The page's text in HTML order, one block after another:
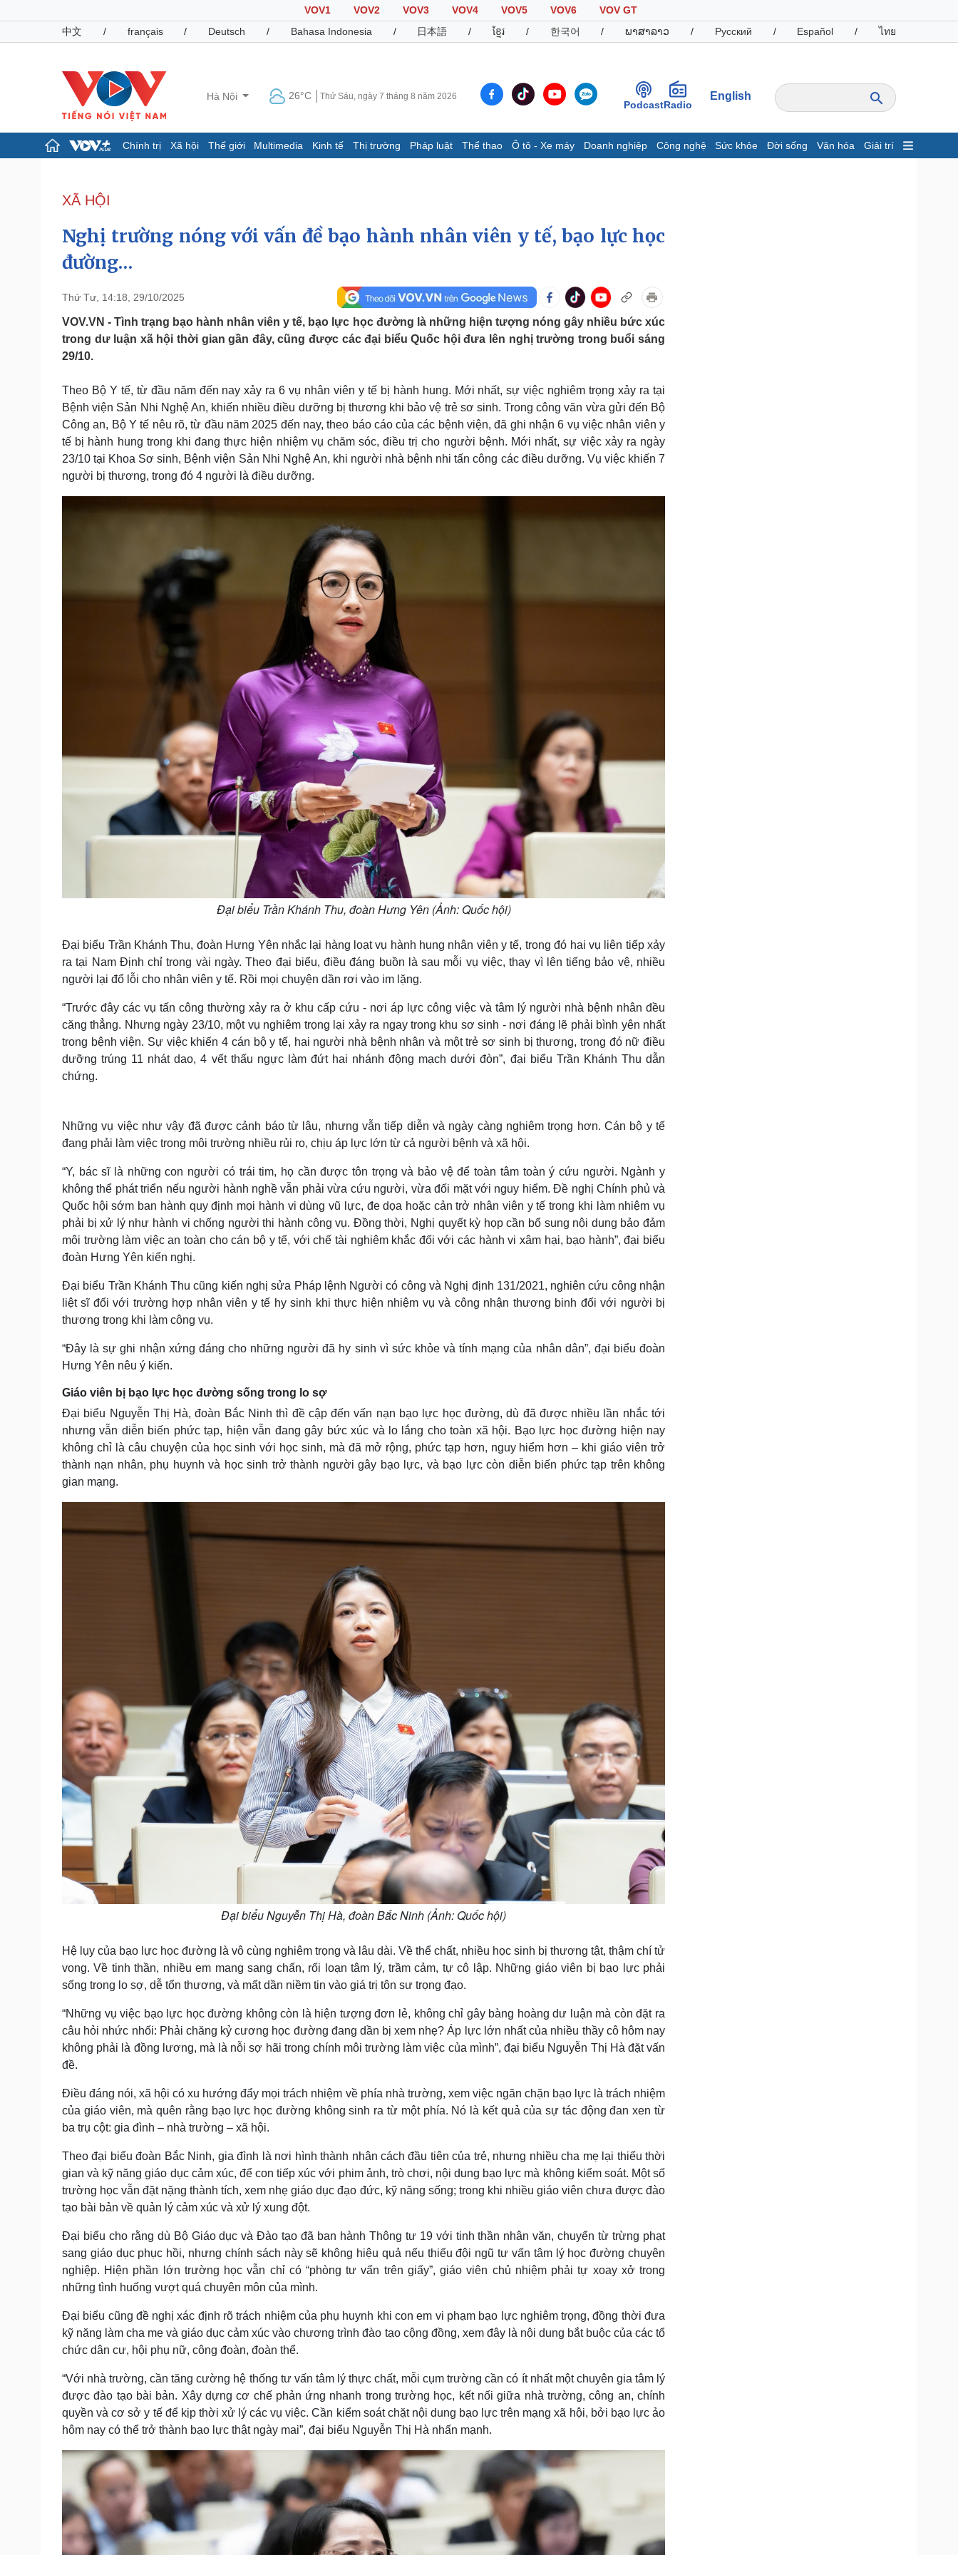
VOV1 VOV2 VOV3 VOV4 VOV5 VOV6
VOV GT
中文
/ français / Deutsch / Bahasa Indonesia / 日本語 / ខ្មែរ / 한국어 / ພາສາລາວ / Русский / Español / ไทย
Hà Nội 26°C Thứ Sáu, ngày 7 tháng 8 năm 2026
PodcastRadio
English
Chính trị Xã hội Thế giới Multimedia Kinh tế Thị trường Pháp luật Thể thao Ô tô - Xe máy Doanh nghiệp Công nghệ Sức khỏe Đời sống Văn hóa Giải trí
Đảng
Tổ chức nhân sự
Nhận diện sự thật
Dấu ấn VOV
Infographic
Pháp luật
Tin nóng
Tư vấn luật
Việt Nam
Phân tích
Thể thao
Lịch thi đấu bóng đá
Thế giới thể thao
Ô tô - Xe máy
Xe máy
Tư vấn
Doanh nghiệp
Doanh nghiệp 24h
Doanh nhân
Sức khỏe
Dinh dưỡng - món ngon
Cây thuốc
Sản phụ khoa
Nhi khoa
Nam khoa
Đời sống
Blog
Tình yêu - Gia đình
Văn hóa
Sân khấu - Điện ảnh
Văn học
Âm nhạc
Di sản
Giải trí
Thời trang
Sao Việt
Du lịch
Tư vấn
Săn Tour
check-in
XÃ HỘI
Nghị trường nóng với vấn đề bạo hành nhân viên y tế, bạo lực học
đường…
Thứ Tư, 14:18, 29/10/2025
VOV.VN - Tình trạng bạo hành nhân viên y tế, bạo lực học đường là những hiện tượng nóng gây nhiều bức xúc
trong dư luận xã hội thời gian gần đây, cũng được các đại biểu Quốc hội đưa lên nghị trường trong buổi sáng
29/10.
Theo Bộ Y tế, từ đầu năm đến nay xảy ra 6 vụ nhân viên y tế bị hành hung. Mới nhất, sự việc nghiêm trọng xảy ra tại
Bệnh viện Sản Nhi Nghệ An, khiến nhiều điều dưỡng bị thương khi bảo vệ trẻ sơ sinh. Trong công văn vừa gửi đến Bộ
Công an, Bộ Y tế nêu rõ, từ đầu năm 2025 đến nay, theo báo cáo của các bệnh viện, đã ghi nhận 6 vụ việc nhân viên y
tế bị hành hung trong khi đang thực hiện nhiệm vụ chăm sóc, điều trị cho người bệnh. Mới nhất, sự việc xảy ra ngày
23/10 tại Khoa Sơ sinh, Bệnh viện Sản Nhi Nghệ An, khi người nhà bệnh nhi tấn công các điều dưỡng. Vụ việc khiến 7
người bị thương, trong đó 4 người là điều dưỡng.
Đại biểu Trần Khánh Thu, đoàn Hưng Yên (Ảnh: Quốc hội)
Đại biểu Trần Khánh Thu, đoàn Hưng Yên nhắc lại hàng loạt vụ hành hung nhân viên y tế, trong đó hai vụ liên tiếp xảy
ra tại Nam Định chỉ trong vài ngày. Theo đại biểu, điều đáng buồn là sau mỗi vụ việc, thay vì lên tiếng bảo vệ, nhiều
người lại đổ lỗi cho nhân viên y tế. Rồi mọi chuyện dần rơi vào im lặng.
“Trước đây các vụ tấn công thường xảy ra ở khu cấp cứu - nơi áp lực công việc và tâm lý người nhà bệnh nhân đều
căng thẳng. Nhưng ngày 23/10, một vụ nghiêm trọng lại xảy ra ngay trong khu sơ sinh - nơi đáng lẽ phải bình yên nhất
trong bệnh viện. Sự việc khiến 4 cán bộ y tế, hai người nhà bệnh nhân và một trẻ sơ sinh bị thương, trong đó nữ điều
dưỡng trúng 11 nhát dao, 4 vết thấu ngực làm đứt hai nhánh động mạch dưới đòn”, đại biểu Trần Khánh Thu dẫn
chứng.
Những vụ việc như vậy đã được cảnh báo từ lâu, nhưng vẫn tiếp diễn và ngày càng nghiêm trọng hơn. Cán bộ y tế
đang phải làm việc trong môi trường nhiều rủi ro, chịu áp lực lớn từ cả người bệnh và xã hội.
“Y, bác sĩ là những con người có trái tim, họ cần được tôn trọng và bảo vệ để toàn tâm toàn ý cứu người. Ngành y
không thể phát triển nếu người hành nghề vẫn phải vừa cứu người, vừa đối mặt với nguy hiểm. Đề nghị Chính phủ và
Quốc hội sớm ban hành quy định mọi hành vi dùng vũ lực, đe dọa hoặc cản trở nhân viên y tế trong khi làm nhiệm vụ
phải bị xử lý như hành vi chống người thi hành công vụ. Đồng thời, Nghị quyết kỳ họp cần bổ sung nội dung bảo đảm
môi trường làm việc an toàn cho cán bộ y tế, với chế tài nghiêm khắc đối với các hành vi xâm hại, bạo hành”, đại biểu
đoàn Hưng Yên kiến nghị.
Đại biểu Trần Khánh Thu cũng kiến nghị sửa Pháp lệnh Người có công và Nghị định 131/2021, nghiên cứu công nhận
liệt sĩ đối với trường hợp nhân viên y tế hy sinh khi thực hiện nhiệm vụ và công nhận thương binh đối với người bị
thương trong khi làm công vụ.
“Đây là sự ghi nhận xứng đáng cho những người đã hy sinh vì sức khỏe và tính mạng của nhân dân”, đại biểu đoàn
Hưng Yên nêu ý kiến.
Giáo viên bị bạo lực học đường sống trong lo sợ
Đại biểu Nguyễn Thị Hà, đoàn Bắc Ninh thì đề cập đến vấn nạn bạo lực học đường, dù đã được nhiều lần nhắc tới
nhưng vẫn diễn biến phức tạp, hiện vẫn đang gây bức xúc và lo lắng cho toàn xã hội. Bạo lực học đường hiện nay
không chỉ là câu chuyện của học sinh với học sinh, mà đã mở rộng, phức tạp hơn, nguy hiểm hơn – khi giáo viên trở
thành nạn nhân, phụ huynh và học sinh trở thành người gây bạo lực, và bạo lực còn diễn biến phức tạp trên không
gian mạng.
Đại biểu Nguyễn Thị Hà, đoàn Bắc Ninh (Ảnh: Quốc hội)
Hệ lụy của bạo lực học đường là vô cùng nghiêm trọng và lâu dài. Về thể chất, nhiều học sinh bị thương tật, thậm chí tử
vong. Về tinh thần, nhiều em mang sang chấn, rối loạn tâm lý, trầm cảm, tự cô lập. Những giáo viên bị bạo lực phải
sống trong lo sợ, dễ tổn thương, và mất dần niềm tin vào giá trị tôn sư trọng đạo.
“Những vụ việc bạo lực học đường không còn là hiện tượng đơn lẻ, không chỉ gây bàng hoàng dư luận mà còn đặt ra
câu hỏi nhức nhối: Phải chăng kỷ cương học đường đang dần bị xem nhẹ? Áp lực lớn nhất của nhiều thầy cô hôm nay
không phải là đồng lương, mà là nỗi sợ hãi trong chính môi trường làm việc của mình”, đại biểu Nguyễn Thị Hà đặt vấn
đề.
Điều đáng nói, xã hội có xu hướng đẩy mọi trách nhiệm về phía nhà trường, xem việc ngăn chặn bạo lực là trách nhiệm
của giáo viên, mà quên rằng bạo lực học đường không sinh ra từ một phía. Nó là kết quả của sự tác động đan xen từ
ba trụ cột: gia đình – nhà trường – xã hội.
Theo đại biểu đoàn Bắc Ninh, gia đình là nơi hình thành nhân cách đầu tiên của trẻ, nhưng nhiều cha mẹ lại thiếu thời
gian và kỹ năng giáo dục cảm xúc, để con tiếp xúc với phim ảnh, trò chơi, nội dung bạo lực mà không kiểm soát. Một số
trường học vẫn đặt nặng thành tích, xem nhẹ giáo dục đạo đức, kỹ năng sống; trong khi nhiều giáo viên chưa được đào
tạo bài bản về quản lý cảm xúc và xử lý xung đột.
Đại biểu cho rằng dù Bộ Giáo dục và Đào tạo đã ban hành Thông tư 19 với tinh thần nhân văn, chuyển từ trừng phạt
sang giáo dục phục hồi, nhưng chính sách này sẽ không hiệu quả nếu thiếu đội ngũ tư vấn tâm lý học đường chuyên
nghiệp. Hiện phần lớn trường học vẫn chỉ có “phòng tư vấn trên giấy”, giáo viên chủ nhiệm phải tự xoay xở trong
những tình huống vượt quá chuyên môn của mình.
Đại biểu cũng đề nghị xác định rõ trách nhiệm của phụ huynh khi con em vi phạm bạo lực nghiêm trọng, đồng thời đưa
kỹ năng làm cha mẹ và giáo dục cảm xúc vào chương trình đào tạo cộng đồng, xem đây là nội dung bắt buộc của các tổ
chức dân cư, hội phụ nữ, công đoàn, đoàn thể.
“Với nhà trường, cần tăng cường hệ thống tư vấn tâm lý thực chất, mỗi cụm trường cần có ít nhất một chuyên gia tâm lý
được đào tạo bài bản. Xây dựng cơ chế phản ứng nhanh trong trường học, kết nối giữa nhà trường, công an, chính
quyền và cơ sở y tế để kịp thời xử lý các vụ việc. Cần kiểm soát chặt nội dung bạo lực trên mạng xã hội, bởi bạo lực ảo
hôm nay có thể trở thành bạo lực thật ngày mai”, đại biểu Nguyễn Thị Hà nhấn mạnh.